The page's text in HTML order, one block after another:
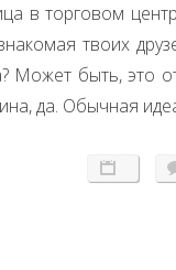
в торговом
твоих
Может быть, это
да. Обычная